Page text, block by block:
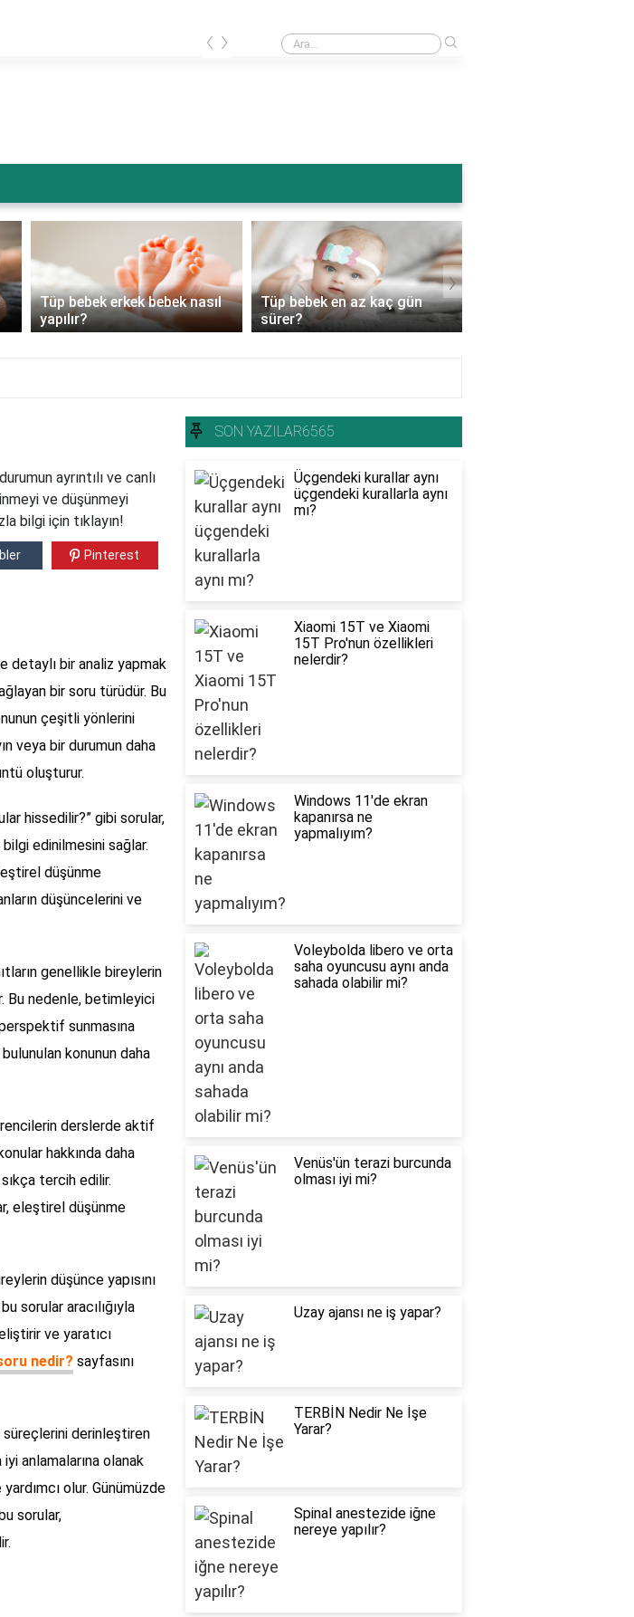
Ameliyattan sonra karın şişmesi normal mi?
‹ ›
Tüp bebek erkek bebek nasıl
yapılır?
Tüp bebek en az kaç gün
sürer?
›
ayrıntılı ve canlı
ve düşünmeyi
bilgi için tıklayın!
Pinterest
detaylı bir analiz yapmak
bir soru türüdür. Bu
çeşitli yönlerini
veya bir durumun daha
oluşturur.
hissedilir?” gibi sorular,
edinilmesini sağlar.
düşünme
düşüncelerini ve
genellikle bireylerin
Bu nedenle, betimleyici
sunmasına
konunun daha
derslerde aktif
hakkında daha
tercih edilir.
eleştirel düşünme
düşünce yapısını
sorular aracılığıyla
ve yaratıcı
nedir? sayfasını
süreçlerini derinleştiren
anlamalarına olanak
olur. Günümüzde
sorular,
SON YAZILAR6565
Üçgendeki kurallar aynı
üçgendeki kurallarla aynı
mı?
Xiaomi 15T ve Xiaomi
15T Pro'nun özellikleri
nelerdir?
Windows 11'de ekran
kapanırsa ne
yapmalıyım?
Voleybolda libero ve orta
saha oyuncusu aynı anda
sahada olabilir mi?
Venüs'ün terazi burcunda
olması iyi mi?
Uzay ajansı ne iş yapar?
TERBİN Nedir Ne İşe
Yarar?
Spinal anestezide iğne
nereye yapılır?